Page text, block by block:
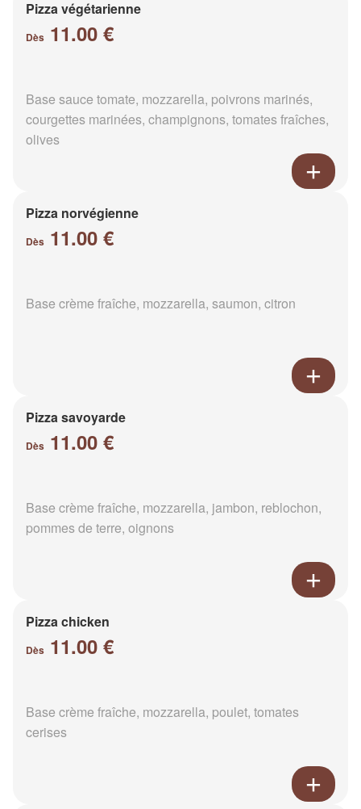
Pizza végétarienne
Dès 11.00 €
Base sauce tomate, mozzarella, poivrons marinés,
courgettes marinées, champignons, tomates fraîches,
olives
Pizza norvégienne
Dès 11.00 €
Base crème fraîche, mozzarella, saumon, citron
Pizza savoyarde
Dès 11.00 €
Base crème fraîche, mozzarella, jambon, reblochon,
pommes de terre, oignons
Pizza chicken
Dès 11.00 €
Base crème fraîche, mozzarella, poulet, tomates
cerises